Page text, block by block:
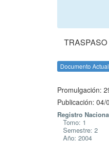
Documento
Promulgación:
Publicación: 04/
Registro
Tomo: 1
Semestre: 2
Año: 2004